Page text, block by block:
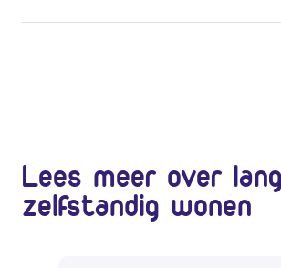
Lees meer over
zelfstandig wonen